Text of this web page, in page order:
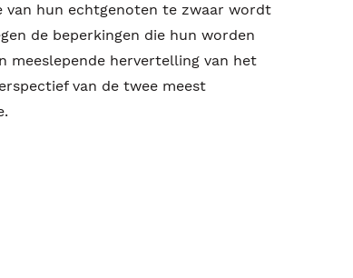
van hun echtgenoten te zwaar wordt
de beperkingen die hun worden
meeslepende hervertelling van het
van de twee meest